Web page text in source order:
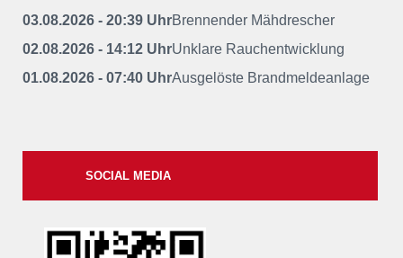
03.08.2026 - 20:39 UhrBrennender Mähdrescher
02.08.2026 - 14:12 UhrUnklare Rauchentwicklung
01.08.2026 - 07:40 UhrAusgelöste Brandmeldeanlage
SOCIAL MEDIA